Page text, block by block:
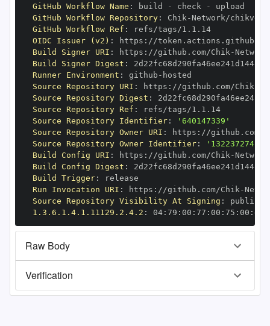
GitHub Workflow Name : build - check -
GitHub Workflow Repository: Chik -
GitHub Workflow Ref :
refs/tags/1.1.14
OIDC Issuer (v2) : https :
Build Signer URI : https : //github.com/Chik -
Build Signer Digest :
Runner Environment : github -
Source Repository URI : https : //github.com/Chik
Source Repository Digest :
Source Repository Ref :
refs/tags/1.1.14
Source Repository Identifier:
'640147339'
Source Repository Owner URI : https : //github.com/
Source Repository Owner Identifier:
'132237274'
Build Config URI : https : //github.com/Chik -
Build Config Digest :
Build Trigger:
Run Invocation URI : https : //github.com/Chik -
Source Repository Visibility At Signing :
1.3.6.1.4.1.11129.2.4.2 : 04: 79 : 00 : 77 : 00 : 75 : 00 : dd
Raw Body
Verification